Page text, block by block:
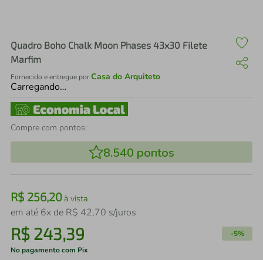
Quadro Boho Chalk Moon Phases 43x30 Filete
Marfim
Fornecido e entregue porCasa do Arquiteto
Carregando…
Compre com pontos:
8.540 pontos
R$ 256,20à vista
em até 6x de R$ 42,70 s/juros
R$ 243,39 -5%
No pagamento com Pix